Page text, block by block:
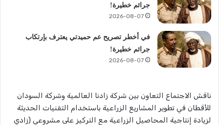
جرائم خطيرة!
2026-08-07
في أخطر تصريح عم حميدتي يعترف بإرتكاب
جرائم خطيرة!
2026-08-07
ناقش الاجتماع التعاون بين شركة زادنا العالمية وشركة السودان
للأقطان في تطوير المشاريع الزراعية باستخدام التقنيات الحديثة
لزيادة إنتاجية المحاصيل الزراعية مع التركيز على مشروعي (زادي